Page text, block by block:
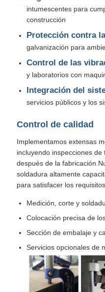
intumescentes para
construcción
Protección contra
galvanización para
Control de las
y laboratorios con
Integración del
servicios públicos y los
Control de calidad
Implementamos extensas
incluyendo inspecciones
después de la
soldadura altamente
para satisfacer los
Medición, corte y
Colocación precisa de
Sección de embalaje y
Servicios opcionales de